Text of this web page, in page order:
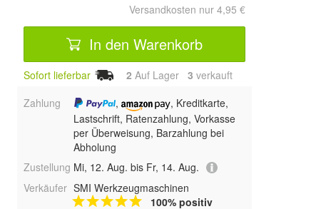
Versandkosten nur 4,95 €
In den Warenkorb
Sofort lieferbar 2 Auf Lager 3 verkauft
Zahlung
,
, Kreditkarte,
Lastschrift, Ratenzahlung, Vorkasse
per Überweisung, Barzahlung bei
Abholung
Zustellung Mi, 12. Aug. bis Fr, 14. Aug.
Verkäufer SMI Werkzeugmaschinen
100% positiv